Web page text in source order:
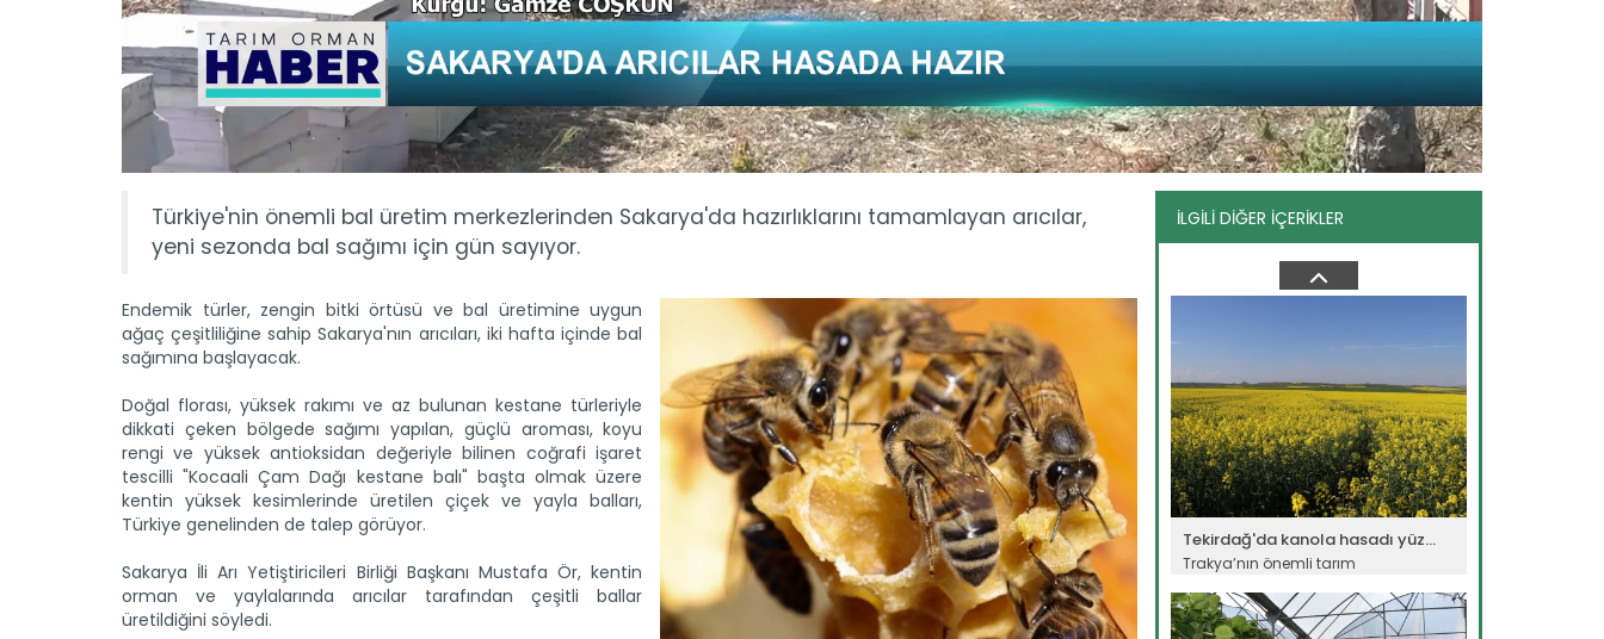
Türkiye'nin önemli bal üretim merkezlerinden Sakarya'da hazırlıklarını tamamlayan arıcılar,
yeni sezonda bal sağımı için gün sayıyor.
Endemik türler, zengin bitki örtüsü ve bal üretimine uygun
ağaç çeşitliliğine sahip Sakarya'nın arıcıları, iki hafta içinde bal
sağımına başlayacak.
Doğal florası, yüksek rakımı ve az bulunan kestane türleriyle
dikkati çeken bölgede sağımı yapılan, güçlü aroması, koyu
rengi ve yüksek antioksidan değeriyle bilinen coğrafi işaret
tescilli "Kocaali Çam Dağı kestane balı" başta olmak üzere
kentin yüksek kesimlerinde üretilen çiçek ve yayla balları,
Türkiye genelinden de talep görüyor.
Sakarya İli Arı Yetiştiricileri Birliği Başkanı Mustafa Ör, kentin
orman ve yaylalarında arıcılar tarafından çeşitli ballar
üretildiğini söyledi.
İLGİLİ DİĞER İÇERİKLER
Devamını Oku ->
Genç girişimci devlet...
Erzincan’ın Tercan ilçesinde
üniversite eğitimini tamamladıktan...
Tekirdağ'da kanola hasadı yüz...
Trakya’nın önemli tarım
Devamını Oku ->